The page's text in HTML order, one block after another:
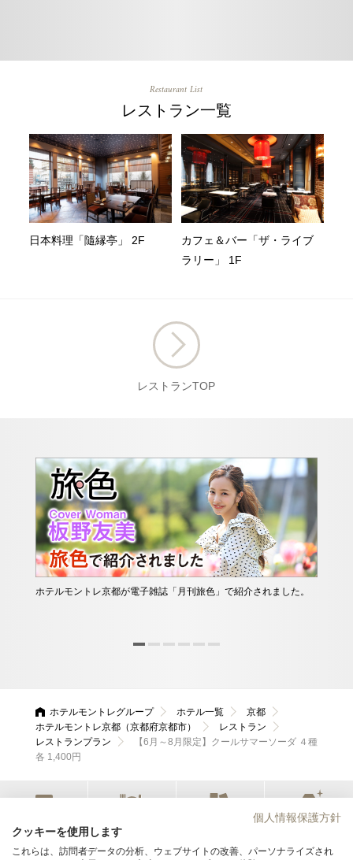
Restaurant List
レストラン一覧
日本料理「隨縁亭」 2F
カフェ＆バー「ザ・ライブ
ラリー」 1F
レストランTOP
ホテルモントレ京都が電子雑誌「月刊旅色」で紹介されました。
ホテルモントレグループ ホテル一覧
京都
ホテルモントレ京都（京都府京都市）
レストラン
レストランプラン
【6月～8月限定】クールサマーソーダ ４種
各 1,400円
宿泊 レストラン
個人情報保護方針
クッキーを使用します
これらは、訪問者データの分析、ウェブサイトの改善、パーソナライズされ